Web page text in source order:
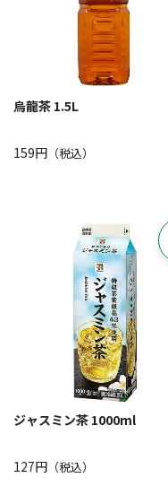
烏龍茶 1.5L
159円 （税込）
ジャスミン茶 1000ml
127円 （税込）